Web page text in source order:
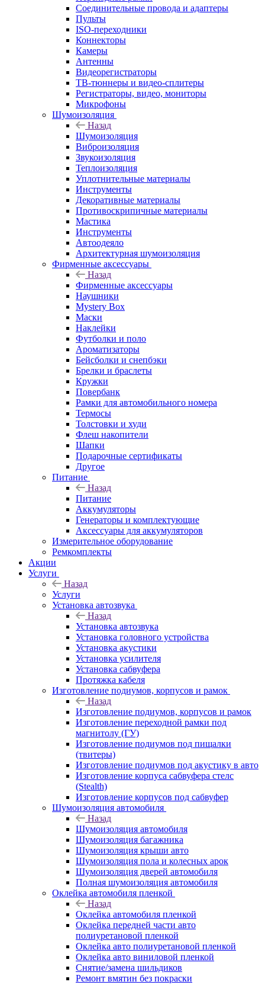
Соединительные провода и адаптеры
Пульты
ISO-переходники
Коннекторы
Камеры
Антенны
Видеорегистраторы
ТВ-тюннеры и видео-сплитеры
Регистраторы, видео, мониторы
Микрофоны
Шумоизоляция
Назад
Шумоизоляция
Виброизоляция
Звукоизоляция
Теплоизоляция
Уплотнительные материалы
Инструменты
Декоративные материалы
Противоскрипичные материалы
Мастика
Инструменты
Автоодеяло
Архитектурная шумоизоляция
Фирменные аксессуары
Назад
Фирменные аксессуары
Наушники
Mystery Box
Маски
Наклейки
Футболки и поло
Ароматизаторы
Бейсболки и снепбэки
Брелки и браслеты
Кружки
Повербанк
Рамки для автомобильного номера
Термосы
Толстовки и худи
Флеш накопители
Шапки
Подарочные сертификаты
Другое
Питание
Назад
Питание
Аккумуляторы
Генераторы и комплектующие
Аксессуары для аккумуляторов
Измерительное оборудование
Ремкомплекты
Акции
Услуги
Назад
Услуги
Установка автозвука
Назад
Установка автозвука
Установка головного устройства
Установка акустики
Установка усилителя
Установка сабвуфера
Протяжка кабеля
Изготовление подиумов, корпусов и рамок
Назад
Изготовление подиумов, корпусов и рамок
Изготовление переходной рамки под
магнитолу (ГУ)
Изготовление подиумов под пищалки
(твитеры)
Изготовление подиумов под акустику в авто
Изготовление корпуса сабвуфера стелс
(Stealth)
Изготовление корпусов под сабвуфер
Шумоизоляция автомобиля
Назад
Шумоизоляция автомобиля
Шумоизоляция багажника
Шумоизоляция крыши авто
Шумоизоляция пола и колесных арок
Шумоизоляция дверей автомобиля
Полная шумоизоляция автомобиля
Оклейка автомобиля пленкой
Назад
Оклейка автомобиля пленкой
Оклейка передней части авто
полиуретановой пленкой
Оклейка авто полиуретановой пленкой
Оклейка авто виниловой пленкой
Снятие/замена шильдиков
Ремонт вмятин без покраски